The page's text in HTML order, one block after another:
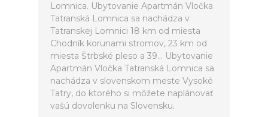
Lomnica. Ubytovanie Apartmán Vločka
Tatranská Lomnica sa nachádza v
Tatranskej Lomnici 18 km od miesta
Chodník korunami stromov, 23 km od
miesta Štrbské pleso a 39... Ubytovanie
Apartmán Vločka Tatranská Lomnica sa
nachádza v slovenskom meste Vysoké
Tatry, do ktorého si môžete naplánovať
vašú dovolenku na Slovensku.